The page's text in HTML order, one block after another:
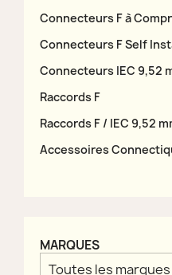
Connecteurs F à
Connecteurs F Self
Connecteurs IEC 9,52
Raccords F
Raccords F / IEC 9,52
Accessoires
MARQUES
Toutes les marques